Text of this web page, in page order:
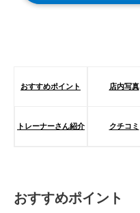
おすすめポイント 店内写真
トレーナーさん紹介 クチコミ
おすすめポイント